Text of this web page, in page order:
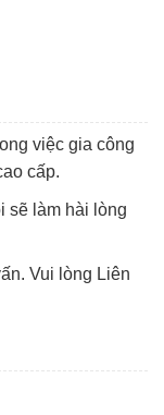
việc gia công
cấp.
sẽ làm hài lòng
Vui lòng Liên